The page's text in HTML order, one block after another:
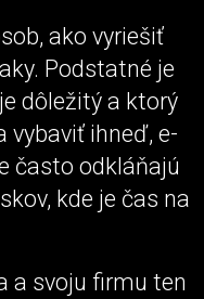
ako vyriešiť
Podstatné je
dôležitý a ktorý
vybaviť ihneď, e-
často odkláňajú
kde je čas na
a svoju firmu ten